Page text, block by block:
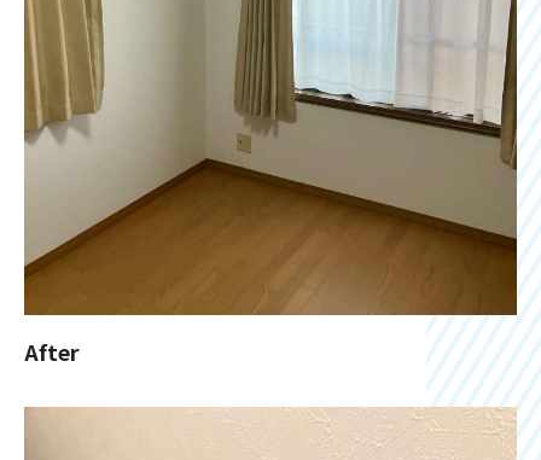
After